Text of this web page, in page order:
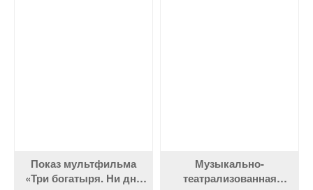
Показ мультфильма
«Три богатыря. Ни дня
Музыкально-
театрализованная